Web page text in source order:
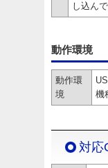
し込ん
動作環境
動作環
境
機
対応